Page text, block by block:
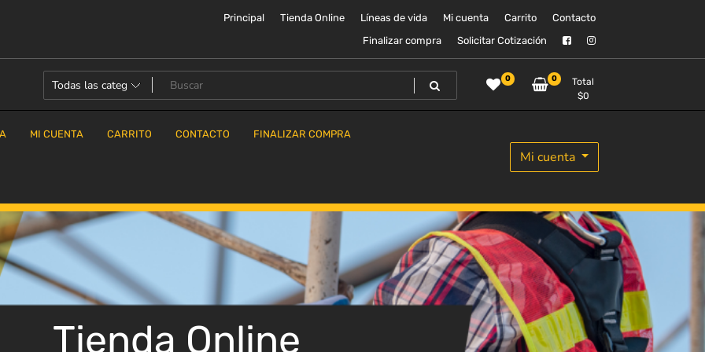
Principal Tienda Online Líneas de vida Mi cuenta Carrito
Contacto
Finalizar compra
Solicitar Cotización
0 0
Total
$0
MI CUENTA CARRITO CONTACTO FINALIZAR COMPRA
Mi cuenta
Tienda Online